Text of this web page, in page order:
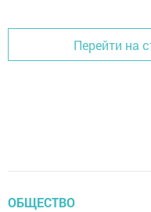
Перейти на
ОБЩЕСТВО